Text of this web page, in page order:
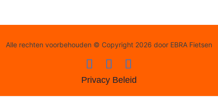
Alle rechten voorbehouden © Copyright 2026 door EBRA Fietsen
Privacy Beleid